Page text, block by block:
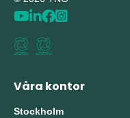
Våra kontor
Stockholm